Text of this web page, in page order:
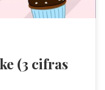
(3 cifras